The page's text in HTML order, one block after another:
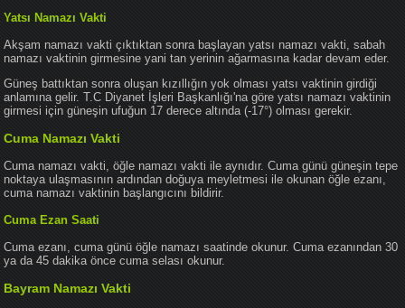
Yatsı Namazı Vakti
Akşam namazı vakti çıktıktan sonra başlayan yatsı namazı vakti, sabah
namazı vaktinin girmesine yani tan yerinin ağarmasına kadar devam eder.
Güneş battıktan sonra oluşan kızıllığın yok olması yatsı vaktinin girdiği
anlamına gelir. T.C Diyanet İşleri Başkanlığı'na göre yatsı namazı vaktinin
girmesi için güneşin ufuğun 17 derece altında (-17°) olması gerekir.
Cuma Namazı Vakti
Cuma namazı vakti, öğle namazı vakti ile aynıdır. Cuma günü güneşin tepe
noktaya ulaşmasının ardından doğuya meyletmesi ile okunan öğle ezanı,
cuma namazı vaktinin başlangıcını bildirir.
Cuma Ezan Saati
Cuma ezanı, cuma günü öğle namazı saatinde okunur. Cuma ezanından 30
ya da 45 dakika önce cuma selası okunur.
Bayram Namazı Vakti